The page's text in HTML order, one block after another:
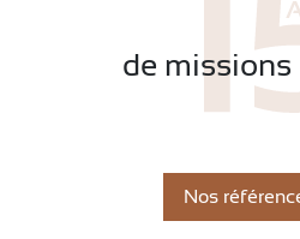
de missions
Nos